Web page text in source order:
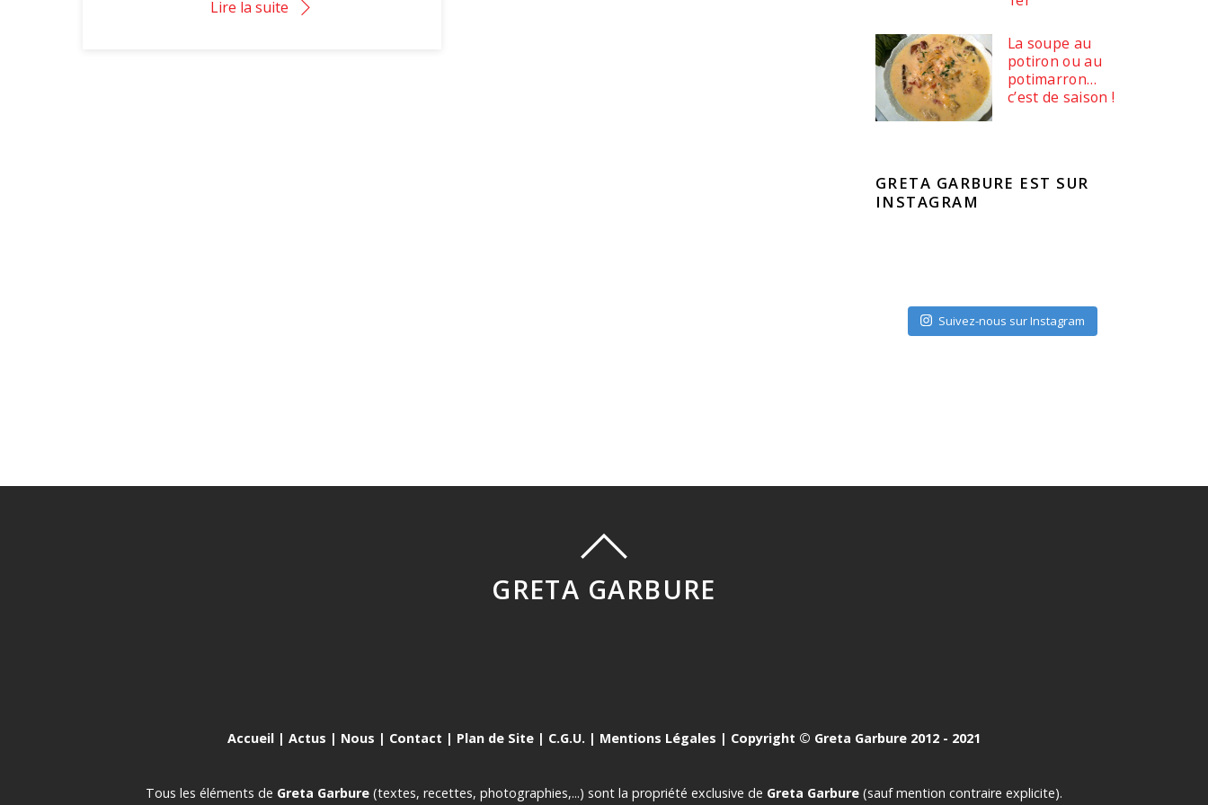
Lire la suite
La soupe au
potiron ou au
potimarron…
c’est de saison !
GRETA GARBURE EST SUR
INSTAGRAM
Suivez-nous sur Instagram
GRETA GARBURE
Accueil | Actus | Nous | Contact | Plan de Site | C.G.U. | Mentions Légales | Copyright © Greta Garbure 2012 - 2021
Tous les éléments de Greta Garbure (textes, recettes, photographies,...) sont la propriété exclusive de Greta Garbure (sauf mention contraire explicite).